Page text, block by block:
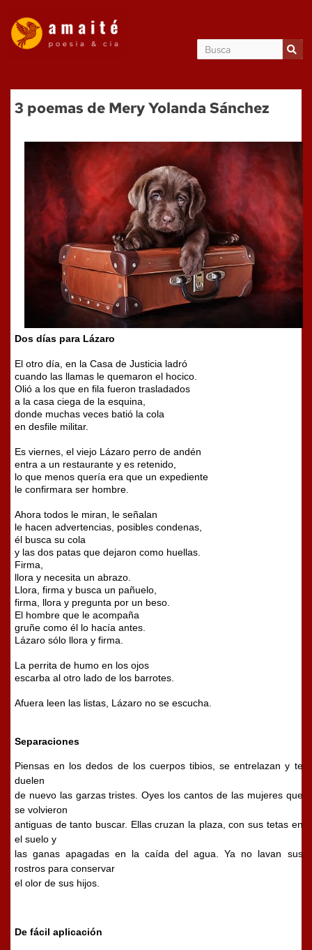
3 poemas de Mery Yolanda Sánchez
Dos días para Lázaro
El otro día, en la Casa de Justicia ladró
cuando las llamas le quemaron el hocico.
Olió a los que en fila fueron trasladados
a la casa ciega de la esquina,
donde muchas veces batió la cola
en desfile militar.
Es viernes, el viejo Lázaro perro de andén
entra a un restaurante y es retenido,
lo que menos quería era que un expediente
le confirmara ser hombre.
Ahora todos le miran, le señalan
le hacen advertencias, posibles condenas,
él busca su cola
y las dos patas que dejaron como huellas.
Firma,
llora y necesita un abrazo.
Llora, firma y busca un pañuelo,
firma, llora y pregunta por un beso.
El hombre que le acompaña
gruñe como él lo hacía antes.
Lázaro sólo llora y firma.
La perrita de humo en los ojos
escarba al otro lado de los barrotes.
Afuera leen las listas, Lázaro no se escucha.
Separaciones
Piensas en los dedos de los cuerpos tibios, se entrelazan y te
duelen
de nuevo las garzas tristes. Oyes los cantos de las mujeres que
se volvieron
antiguas de tanto buscar. Ellas cruzan la plaza, con sus tetas en
el suelo y
las ganas apagadas en la caída del agua. Ya no lavan sus
rostros para conservar
el olor de sus hijos.
De fácil aplicación